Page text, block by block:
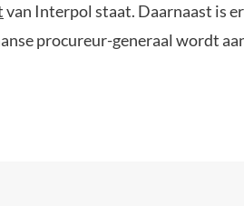
van Interpol staat. Daarnaast is
procureur-generaal wordt